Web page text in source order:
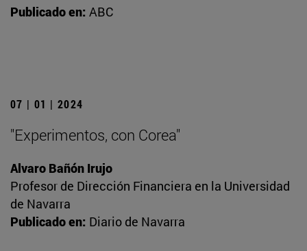
Publicado en: ABC
07 | 01 | 2024
"Experimentos, con Corea"
Alvaro Bañón Irujo
Profesor de Dirección Financiera en la Universidad
de Navarra
Publicado en: Diario de Navarra